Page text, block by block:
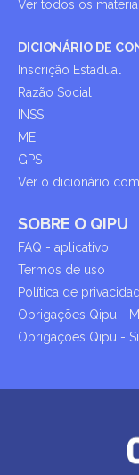
Ver todos os
DICIONÁRIO DE
Inscrição Estadual
Razão Social
INSS
ME
GPS
Ver o dicionário
SOBRE O QIPU
FAQ - aplicativo
Termos de uso
Política de
Obrigações Qipu -
Obrigações Qipu -